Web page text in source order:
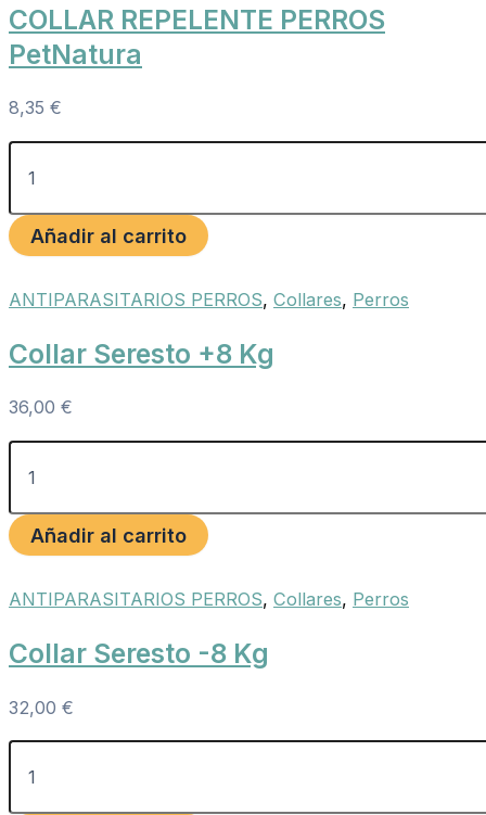
COLLAR REPELENTE PERROS
PetNatura
8,35 €
Añadir al carrito
ANTIPARASITARIOS PERROS, Collares, Perros
Collar Seresto +8 Kg
36,00 €
Añadir al carrito
ANTIPARASITARIOS PERROS, Collares, Perros
Collar Seresto -8 Kg
32,00 €